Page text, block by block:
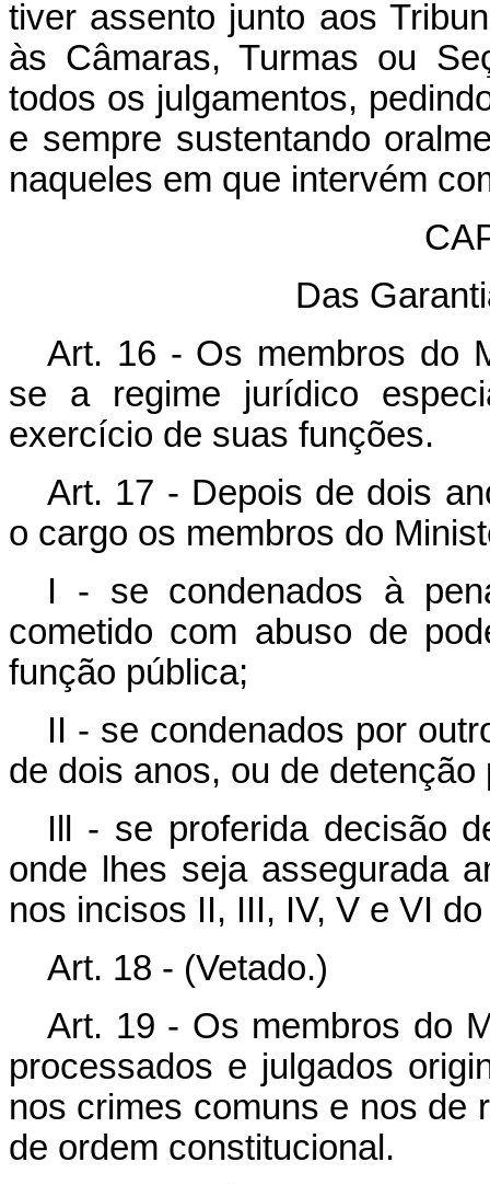
tiver assento junto aos
às Câmaras, Turmas ou
todos os julgamentos,
e sempre sustentando
naqueles em que intervém
Das
Art. 16 - Os membros do
se a regime jurídico
exercício de suas funções.
Art. 17 - Depois de dois
o cargo os membros do
I - se condenados à
cometido com abuso de
função pública;
II - se condenados por
de dois anos, ou de
Ill - se proferida decisão
onde lhes seja assegurada
nos incisos II, III, IV, V e VI
Art. 18 - (Vetado.)
Art. 19 - Os membros do
processados e julgados
nos crimes comuns e nos de
de ordem constitucional.